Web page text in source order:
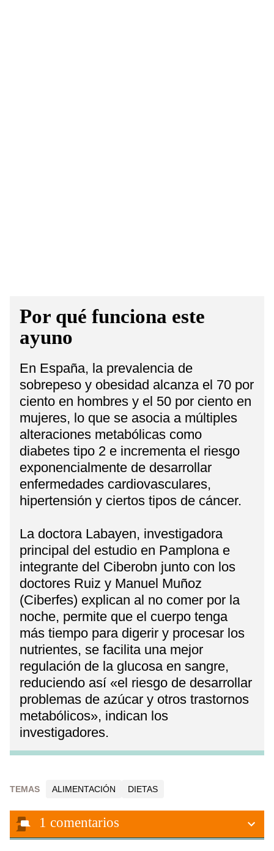
Por qué funciona este
ayuno
En España, la prevalencia de
sobrepeso y obesidad alcanza el 70 por
ciento en hombres y el 50 por ciento en
mujeres, lo que se asocia a múltiples
alteraciones metabólicas como
diabetes tipo 2 e incrementa el riesgo
exponencialmente de desarrollar
enfermedades cardiovasculares,
hipertensión y ciertos tipos de cáncer.
La doctora Labayen, investigadora
principal del estudio en Pamplona e
integrante del Ciberobn junto con los
doctores Ruiz y Manuel Muñoz
(Ciberfes) explican al no comer por la
noche, permite que el cuerpo tenga
más tiempo para digerir y procesar los
nutrientes, se facilita una mejor
regulación de la glucosa en sangre,
reduciendo así «el riesgo de desarrollar
problemas de azúcar y otros trastornos
metabólicos», indican los
investigadores.
TEMAS ALIMENTACIÓN DIETAS
1 comentarios